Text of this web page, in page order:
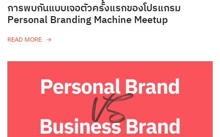
การพบกันแบบเจอตัวครั้งแรกของโปรแกรม
Personal Branding Machine Meetup
READ MORE